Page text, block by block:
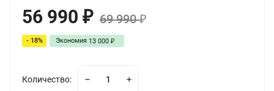
56 990 ₽ 69 990₽
- 18% Экономия 13 000 ₽
Количество: